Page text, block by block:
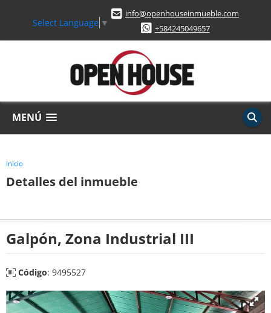
Select Language ▼
info@openhouseinmueble.com
+584245049657
MENÚ
Inicio
Detalles del inmueble
Galpón, Zona Industrial III
Código: 9495527